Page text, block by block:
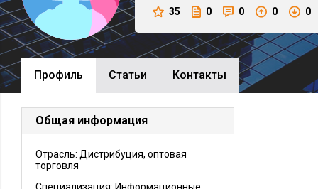
35 0 0 0 0
Профиль Cтатьи Контакты
Общая информация
Отрасль: Дистрибуция, оптовая
торговля